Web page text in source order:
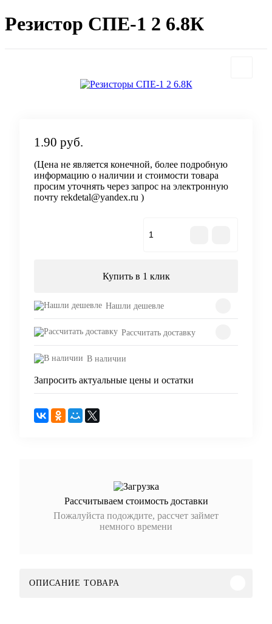
Резистор СПЕ-1 2 6.8К
1.90 руб.
(Цена не является конечной, более подробную
информацию о наличии и стоимости товара
просим уточнять через запрос на электронную
почту rekdetal@yandex.ru )
Купить в 1 клик
Нашли дешевле
Рассчитать доставку
В наличии
Запросить актуальные цены и остатки
Рассчитываем стоимость доставки
Пожалуйста подождите, рассчет займет
немного времени
ОПИСАНИЕ ТОВАРА